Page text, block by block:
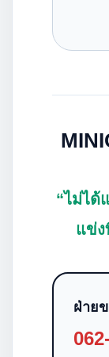
“ไม่ได้
แข่ง
ฝ่าย